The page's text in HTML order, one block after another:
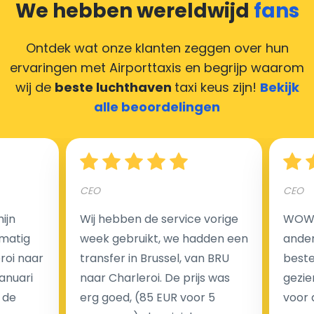
compliment geven, maar heeft u geen contant geld?
Deze situatie is vrij gebruikelijk in onze tijd van
creditcards. Geen probleem! U kunt ons heel blij
maken door uw feedback achter te laten en wij
zorgen ervoor dat uw chauffeur deze krijgt.
Hoeveel kost een luchthaven taxi transfer?
Een van de meest aantrekkelijke voordelen van
luchthaventaxi's is een vast tarief voor uw rit. In
tegenstelling tot traditionele taxi's met taxameter
brengen wij u geen extra kosten in rekening voor de
We hebben wereldwijd fans
Ontdek wat onze klanten zeggen over hun
ervaringen met Airporttaxis en begrijp waarom
wij de beste luchthaven taxi keus zijn! Bekijk
alle beoordelingen
naar
CEO
Wij hebben de service vorige
week gebruikt, we hadden een
transfer in Brussel, van BRU
naar Charleroi. De prijs was
erg goed, (85 EUR voor 5
CEO
voor